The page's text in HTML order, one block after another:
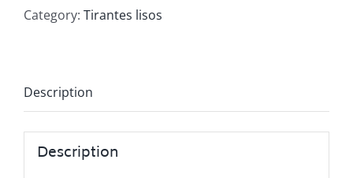
quantity
Category: Tirantes lisos
Description
Description